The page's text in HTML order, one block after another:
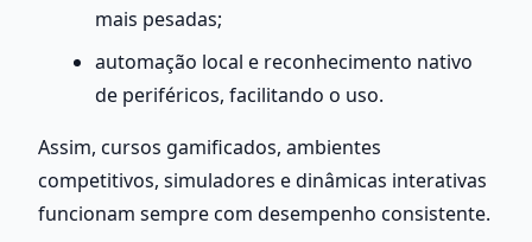
mais pesadas;
automação local e reconhecimento nativo
de periféricos, facilitando o uso.
Assim, cursos gamificados, ambientes
competitivos, simuladores e dinâmicas interativas
funcionam sempre com desempenho consistente.